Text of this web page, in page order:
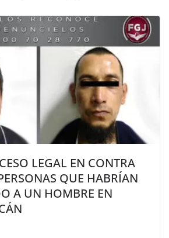
LEGAL EN CONTRA
QUE HABRÍAN
A UN HOMBRE EN